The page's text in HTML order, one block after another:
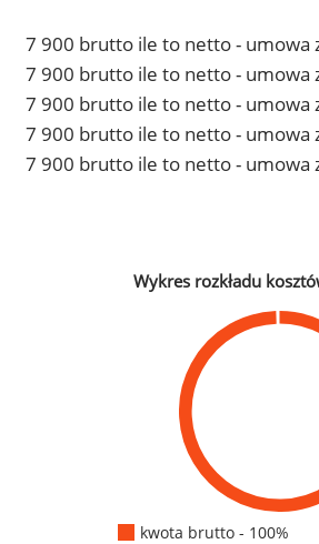
7 900 brutto ile to netto - umowa
7 900 brutto ile to netto - umowa
7 900 brutto ile to netto - umowa
7 900 brutto ile to netto - umowa
7 900 brutto ile to netto - umowa
Wykres rozkładu
kwota brutto - 100%